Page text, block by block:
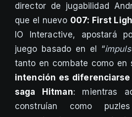
director de jugabilidad
que el nuevo 007: First
IO Interactive, apostará
juego basado en el “
tanto en combate como en
intención es
saga Hitman: mientras
construían como